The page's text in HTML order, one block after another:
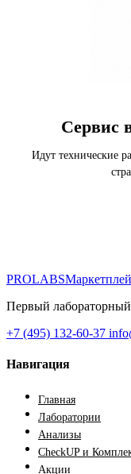
Сервис
Идут технические
PROLABS
Первый
+7 (495) 132-60-37
Навигация
Главная
Лаборатории
Анализы
CheckUP и
Акции